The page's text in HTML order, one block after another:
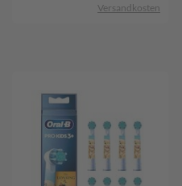
Versandkosten